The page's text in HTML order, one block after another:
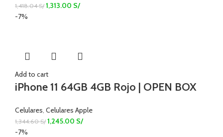
1,418.04S/ 1,313.00 S/
-7%
Add to cart
iPhone 11 64GB 4GB Rojo | OPEN BOX
Celulares Celulares Apple
1,344.60S/ 1,245.00 S/
-7%